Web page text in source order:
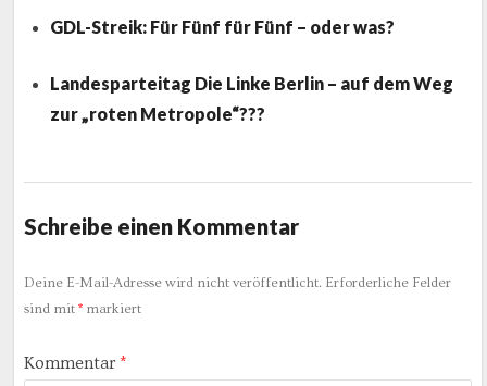
GDL-Streik: Für Fünf für Fünf – oder was?
Landesparteitag Die Linke Berlin – auf dem Weg
zur „roten Metropole“???
Schreibe einen Kommentar
Deine E-Mail-Adresse wird nicht veröffentlicht. Erforderliche Felder
sind mit *markiert
Kommentar *